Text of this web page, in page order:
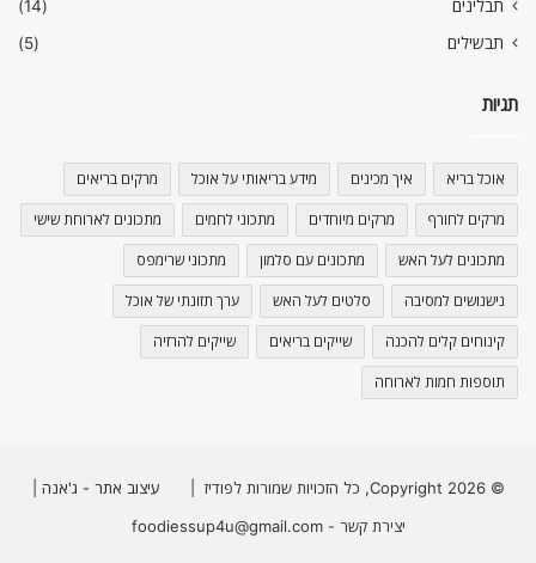
תבלינים
(14)
תבשילים
(5)
תגיות
אוכל בריא איך מכינים מידע בריאותי על אוכל מרקים בריאים
מרקים לחורף מרקים מיוחדים מתכוני לחמים מתכונים לארוחת שישי
מתכונים לעל האש מתכונים עם סלמון מתכוני שרימפס
נישנושים למסיבה סלטים לעל האש ערך תזונתי של אוכל
קינוחים קלים להכנה שייקים בריאים שייקים להרזיה
תוספות חמות לארוחה
© Copyright 2026, כל הזכויות שמורות לפודיז | עיצוב אתר - ג'אנה
יצירת קשר - foodiessup4u@gmail.com